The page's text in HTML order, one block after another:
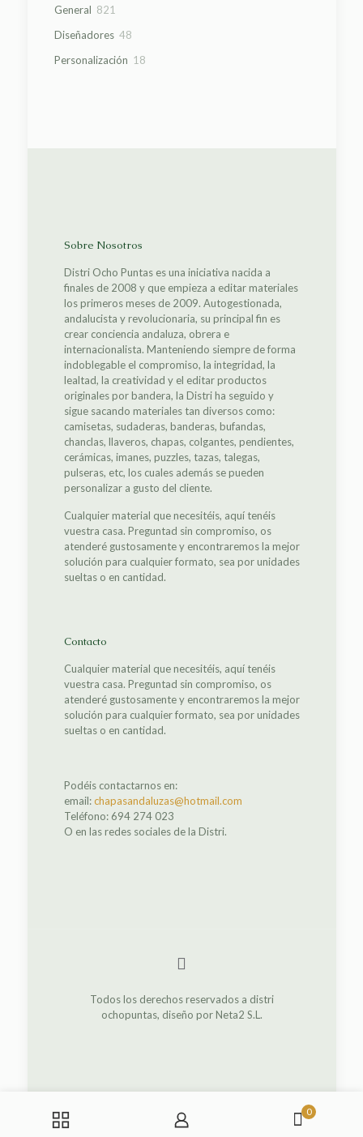
General 821
Diseñadores 4848
Personalización 1818
Sobre Nosotros
Distri Ocho Puntas es una iniciativa nacida a
finales de 2008 y que empieza a editar materiales
los primeros meses de 2009. Autogestionada,
andalucista y revolucionaria, su principal fin es
crear conciencia andaluza, obrera e
internacionalista. Manteniendo siempre de forma
indoblegable el compromiso, la integridad, la
lealtad, la creatividad y el editar productos
originales por bandera, la Distri ha seguido y
sigue sacando materiales tan diversos como:
camisetas, sudaderas, banderas, bufandas,
chanclas, llaveros, chapas, colgantes, pendientes,
cerámicas, imanes, puzzles, tazas, talegas,
pulseras, etc, los cuales además se pueden
personalizar a gusto del cliente.
Cualquier material que necesitéis, aquí tenéis
vuestra casa. Preguntad sin compromiso, os
atenderé gustosamente y encontraremos la mejor
solución para cualquier formato, sea por unidades
sueltas o en cantidad.
Contacto
Cualquier material que necesitéis, aquí tenéis
vuestra casa. Preguntad sin compromiso, os
atenderé gustosamente y encontraremos la mejor
solución para cualquier formato, sea por unidades
sueltas o en cantidad.
Podéis contactarnos en:
email:chapasandaluzas@hotmail.com
Teléfono: 694 274 023
O en las redes sociales de la Distri.
Todos los derechos reservados a distri
ochopuntas, diseño por Neta2 S.L.
0